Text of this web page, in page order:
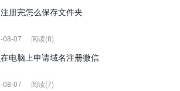
册完怎么保存文件夹
08-07 阅读(8)
电脑上申请域名注册微信
08-07 阅读(7)